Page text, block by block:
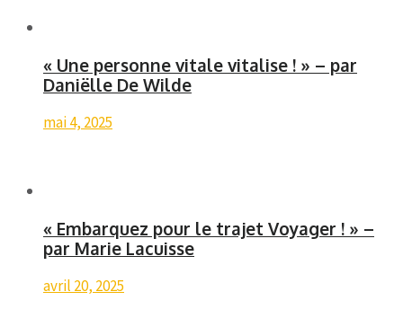
« Une personne vitale vitalise ! » – par
Daniëlle De Wilde
mai 4, 2025
« Embarquez pour le trajet Voyager ! » –
par Marie Lacuisse
avril 20, 2025